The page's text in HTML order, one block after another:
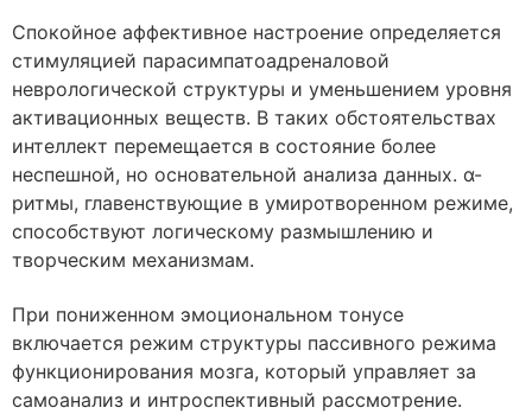
Спокойное аффективное настроение определяется
стимуляцией парасимпатоадреналовой
неврологической структуры и уменьшением уровня
активационных веществ. В таких обстоятельствах
интеллект перемещается в состояние более
неспешной, но основательной анализа данных. α-
ритмы, главенствующие в умиротворенном режиме,
способствуют логическому размышлению и
творческим механизмам.
При пониженном эмоциональном тонусе
включается режим структуры пассивного режима
функционирования мозга, который управляет за
самоанализ и интроспективный рассмотрение.